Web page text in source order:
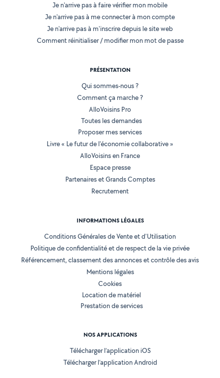
Je n'arrive pas à faire vérifier mon mobile
Je n'arrive pas à me connecter à mon compte
Je n'arrive pas à m'inscrire depuis le site web
Comment réinitialiser / modifier mon mot de passe
PRÉSENTATION
Qui sommes-nous ?
Comment ça marche ?
AlloVoisins Pro
Toutes les demandes
Proposer mes services
Livre « Le futur de l'économie collaborative »
AlloVoisins en France
Espace presse
Partenaires et Grands Comptes
Recrutement
INFORMATIONS LÉGALES
Conditions Générales de Vente et d'Utilisation
Politique de confidentialité et de respect de la vie privée
Référencement, classement des annonces et contrôle des avis
Mentions légales
Cookies
Location de matériel
Prestation de services
NOS APPLICATIONS
Télécharger l’application iOS
Télécharger l’application Android